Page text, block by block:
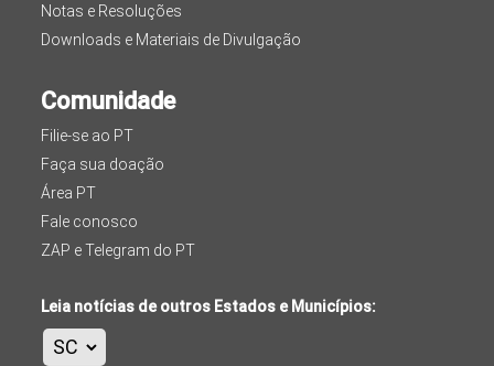
Notas e Resoluções
Downloads e Materiais de Divulgação
Comunidade
Filie-se ao PT
Faça sua doação
Área PT
Fale conosco
ZAP e Telegram do PT
Leia notícias de outros Estados e Municípios: